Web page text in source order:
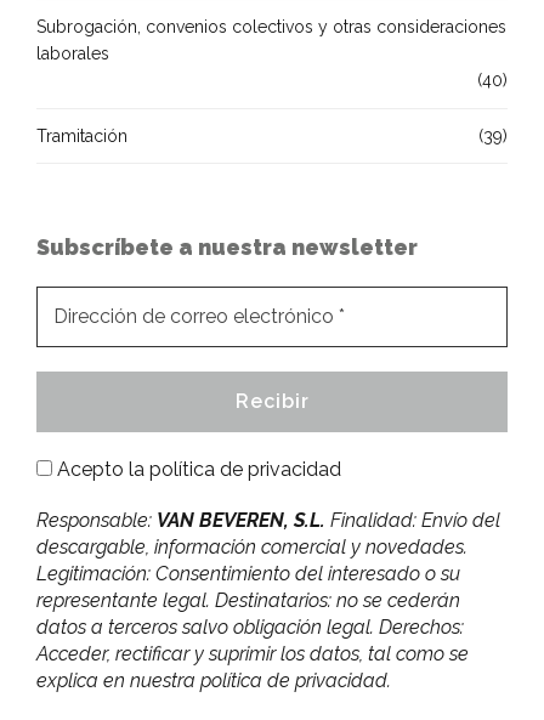
Subrogación, convenios colectivos y otras consideraciones
laborales
(40)
Tramitación (39)
Subscríbete a nuestra newsletter
Acepto la política de privacidad
Responsable: VAN BEVEREN, S.L. Finalidad: Envío del
descargable, información comercial y novedades.
Legitimación: Consentimiento del interesado o su
representante legal. Destinatarios: no se cederán
datos a terceros salvo obligación legal. Derechos:
Acceder, rectificar y suprimir los datos, tal como se
explica en nuestra política de privacidad.